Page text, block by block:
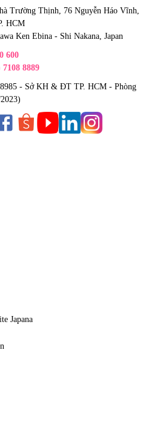
Trường Thịnh, 76 Nguyễn Háo Vĩnh,
HCM
Ken Ebina - Shi Nakana, Japan
600
7108 8889
- Sở KH & ĐT TP. HCM - Phòng
Japana